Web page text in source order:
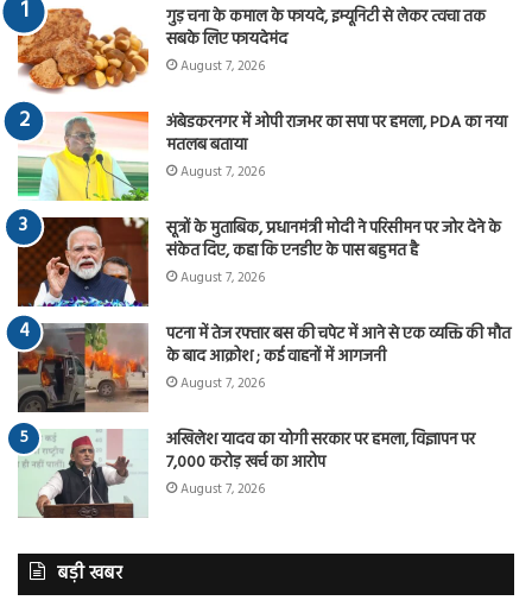
गुड़ चना के कमाल के फायदे, इम्यूनिटी से लेकर त्वचा तक
सबके लिए फायदेमंद
August 7, 2026
अंबेडकरनगर में ओपी राजभर का सपा पर हमला, PDA का नया
मतलब बताया
August 7, 2026
सूत्रों के मुताबिक, प्रधानमंत्री मोदी ने परिसीमन पर जोर देने के
संकेत दिए, कहा कि एनडीए के पास बहुमत है
August 7, 2026
पटना में तेज रफ्तार बस की चपेट में आने से एक व्यक्ति की मौत
के बाद आक्रोश ; कई वाहनों में आगजनी
August 7, 2026
अखिलेश यादव का योगी सरकार पर हमला, विज्ञापन पर
7,000 करोड़ खर्च का आरोप
August 7, 2026
बड़ी खबर